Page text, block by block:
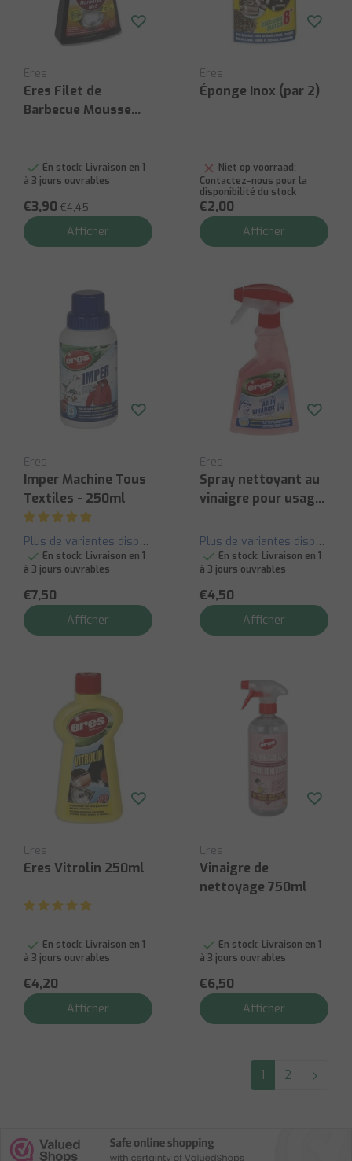
Eres
Eres Filet de
Barbecue Mousse
En stock: Livraison en 1
à 3 jours ouvrables
€3,90 €4,45
Afficher
Eres
Éponge Inox (par 2)
Niet op voorraad:
Contactez-nous pour la
disponibilité du stock
€2,00
Afficher
Eres
Imper Machine Tous
Textiles - 250ml
Plus de variantes disponibles
En stock: Livraison en 1
à 3 jours ouvrables
€7,50
Afficher
Eres
Spray nettoyant au
vinaigre pour usage
Plus de variantes disponibles
En stock: Livraison en 1
à 3 jours ouvrables
€4,50
Afficher
Eres
Eres Vitrolin 250ml
En stock: Livraison en 1
à 3 jours ouvrables
€4,20
Afficher
Eres
Vinaigre de
nettoyage 750ml
En stock: Livraison en 1
à 3 jours ouvrables
€6,50
Afficher
1 2